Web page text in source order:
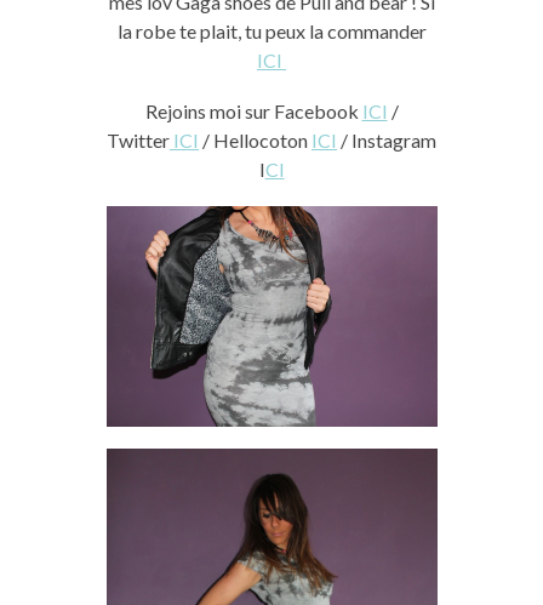
la robe te plait, tu peux la commander
ICI
Rejoins moi sur Facebook ICI /
Twitter ICI / Hellocoton ICI / Instagram
ICI